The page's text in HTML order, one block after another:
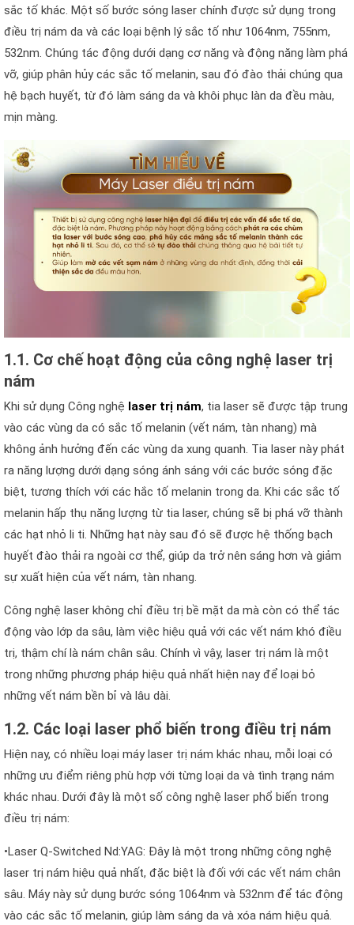
sắc tố khác. Một số bước sóng laser chính được sử dụng trong
điều trị nám da và các loại bệnh lý sắc tố như 1064nm, 755nm,
532nm. Chúng tác động dưới dạng cơ năng và động năng làm phá
vỡ, giúp phân hủy các sắc tố melanin, sau đó đào thải chúng qua
hệ bạch huyết, từ đó làm sáng da và khôi phục làn da đều màu,
mịn màng.
1.1. Cơ chế hoạt động của công nghệ laser trị
nám
Khi sử dụng Công nghệ laser trị nám, tia laser sẽ được tập trung
vào các vùng da có sắc tố melanin (vết nám, tàn nhang) mà
không ảnh hưởng đến các vùng da xung quanh. Tia laser này phát
ra năng lượng dưới dạng sóng ánh sáng với các bước sóng đặc
biệt, tương thích với các hắc tố melanin trong da. Khi các sắc tố
melanin hấp thụ năng lượng từ tia laser, chúng sẽ bị phá vỡ thành
các hạt nhỏ li ti. Những hạt này sau đó sẽ được hệ thống bạch
huyết đào thải ra ngoài cơ thể, giúp da trở nên sáng hơn và giảm
sự xuất hiện của vết nám, tàn nhang.
Công nghệ laser không chỉ điều trị bề mặt da mà còn có thể tác
động vào lớp da sâu, làm việc hiệu quả với các vết nám khó điều
trị, thậm chí là nám chân sâu. Chính vì vậy, laser trị nám là một
trong những phương pháp hiệu quả nhất hiện nay để loại bỏ
những vết nám bền bỉ và lâu dài.
1.2. Các loại laser phổ biến trong điều trị nám
Hiện nay, có nhiều loại máy laser trị nám khác nhau, mỗi loại có
những ưu điểm riêng phù hợp với từng loại da và tình trạng nám
khác nhau. Dưới đây là một số công nghệ laser phổ biến trong
điều trị nám:
•Laser Q-Switched Nd:YAG: Đây là một trong những công nghệ
laser trị nám hiệu quả nhất, đặc biệt là đối với các vết nám chân
sâu. Máy này sử dụng bước sóng 1064nm và 532nm để tác động
vào các sắc tố melanin, giúp làm sáng da và xóa nám hiệu quả.